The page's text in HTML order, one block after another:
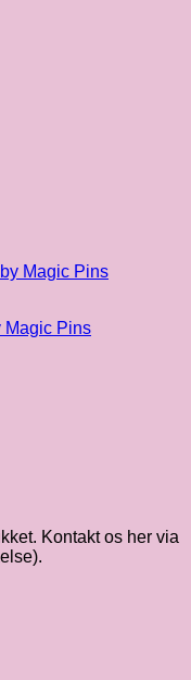
Magic Pins
Kontakt os her via